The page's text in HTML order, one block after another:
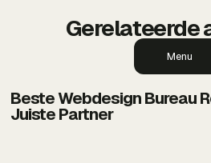
Beste Webdesign Bureau
Juiste Partner
Gerelateerde
Menu